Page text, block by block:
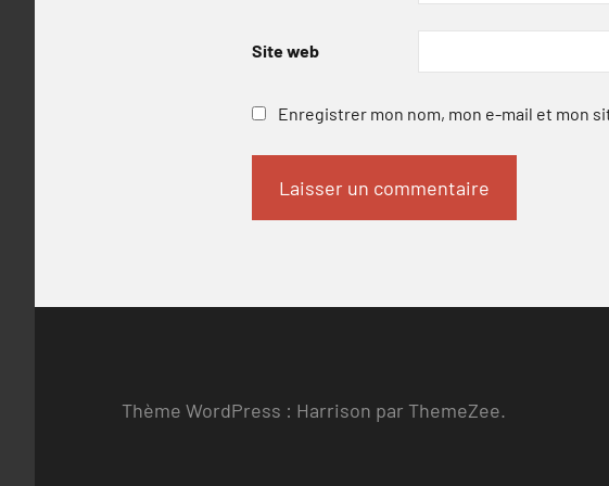
Site web
Enregistrer mon nom, mon e-mail et mon
Thème WordPress : Harrison par ThemeZee.